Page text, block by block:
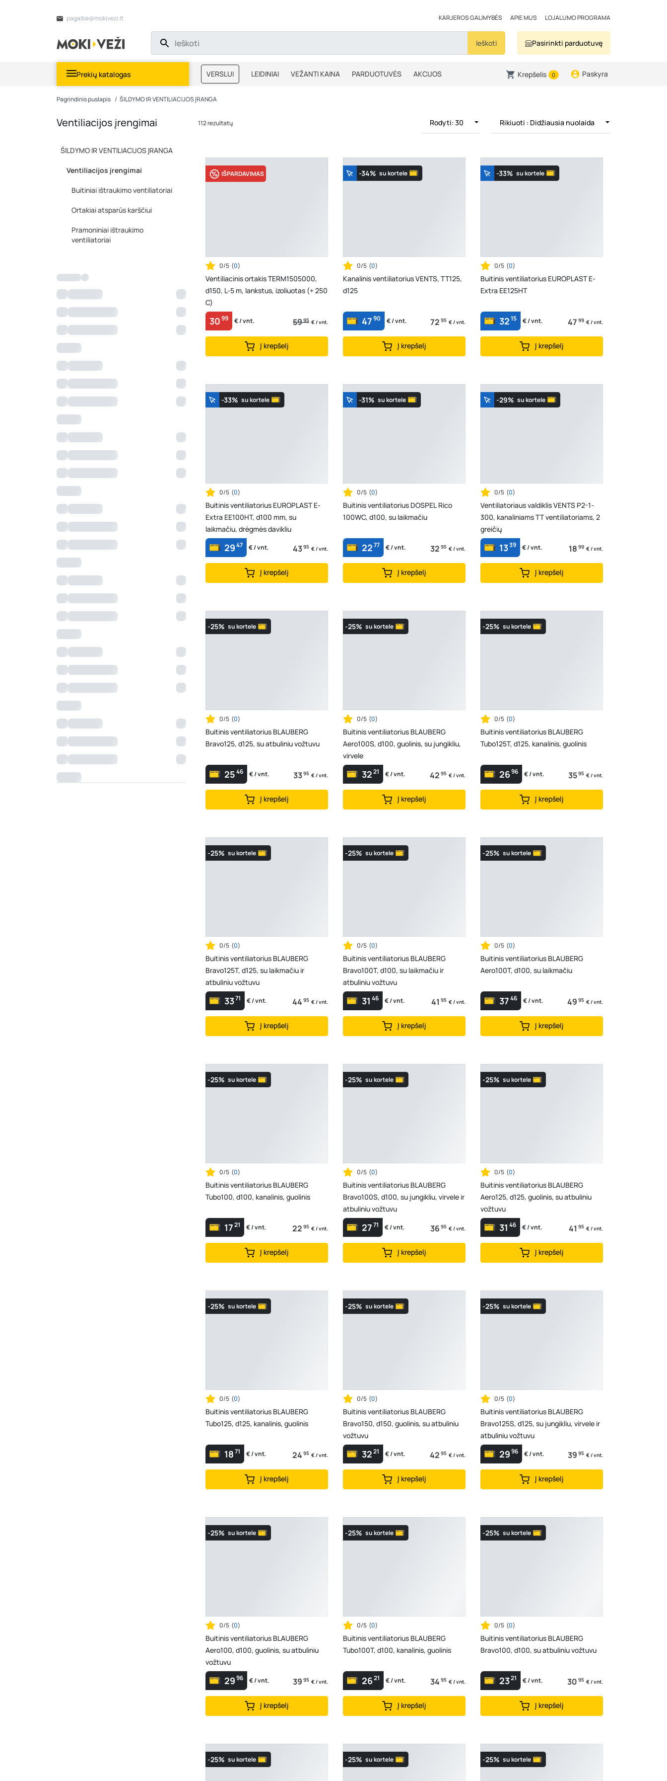
pagalba@mokivezi.lt KARJEROS GALIMYBĖS APIE MUS LOJALUMO PROGRAMA
Ieškoti Pasirinkti parduotuvę
Prekių katalogas VERSLUI LEIDINIAI VEŽANTI KAINA PARDUOTUVĖS AKCIJOS
MOKIBLOGAS
Krepšelis 0 Paskyra
Pagrindinis puslapis ŠILDYMO IR VENTILIACIJOS ĮRANGA
Ventiliacijos įrengimai
ŠILDYMO IR VENTILIACIJOS ĮRANGA
Ventiliacijos įrengimai
Buitiniai ištraukimo ventiliatoriai
Ortakiai atsparūs karščiui
Pramoniniai ištraukimo
ventiliatoriai
112 rezultatų Rodyti: 30 Rikiuoti : Didžiausia nuolaida
IŠPARDAVIMAS
0/5 (0)
Ventiliacinis ortakis TERM1505000,
d150, L-5 m, lankstus, izoliuotas (+ 250
C)
3099 € / vnt. 5995 € / vnt.
Į krepšelį
-34% su kortele
0/5 (0)
Kanalinis ventiliatorius VENTS, TT125,
d125
4790 € / vnt. 72 95 € / vnt.
Į krepšelį
-33% su kortele
0/5 (0)
Buitinis ventiliatorius EUROPLAST E-
Extra EE125HT
3215 € / vnt. 47 99 € / vnt.
Į krepšelį
-33% su kortele
0/5 (0)
Buitinis ventiliatorius EUROPLAST E-
Extra EE100HT, d100 mm, su
laikmačiu, drėgmės davikliu
2947 € / vnt. 4395 € / vnt.
Į krepšelį
-31% su kortele
0/5 (0)
Buitinis ventiliatorius DOSPEL Rico
100WC, d100, su laikmačiu
2277 € / vnt. 32 95 € / vnt.
Į krepšelį
-29% su kortele
0/5 (0)
Ventiliatoriaus valdiklis VENTS P2-1-
300, kanaliniams TT ventiliatoriams, 2
greičių
1339 € / vnt. 18 99 € / vnt.
Į krepšelį
-25% su kortele
0/5 (0)
Buitinis ventiliatorius BLAUBERG
Bravo125, d125, su atbuliniu vožtuvu
2546 € / vnt. 3395 € / vnt.
Į krepšelį
-25% su kortele
0/5 (0)
Buitinis ventiliatorius BLAUBERG
Aero100S, d100, guolinis, su jungikliu,
virvele
3221 € / vnt. 42 95 € / vnt.
Į krepšelį
-25% su kortele
0/5 (0)
Buitinis ventiliatorius BLAUBERG
Tubo125T, d125, kanalinis, guolinis
2696 € / vnt. 3595 € / vnt.
Į krepšelį
-25% su kortele
0/5 (0)
Buitinis ventiliatorius BLAUBERG
Bravo125T, d125, su laikmačiu ir
atbuliniu vožtuvu
3371 € / vnt. 44 95 € / vnt.
Į krepšelį
-25% su kortele
0/5 (0)
Buitinis ventiliatorius BLAUBERG
Bravo100T, d100, su laikmačiu ir
atbuliniu vožtuvu
31 46 € / vnt. 41 95 € / vnt.
Į krepšelį
-25% su kortele
0/5 (0)
Buitinis ventiliatorius BLAUBERG
Aero100T, d100, su laikmačiu
3746 € / vnt. 49 95 € / vnt.
Į krepšelį
-25% su kortele
0/5 (0)
Buitinis ventiliatorius BLAUBERG
Tubo100, d100, kanalinis, guolinis
1721 € / vnt. 22 95 € / vnt.
Į krepšelį
-25% su kortele
0/5 (0)
Buitinis ventiliatorius BLAUBERG
Bravo100S, d100, su jungikliu, virvele ir
atbuliniu vožtuvu
2771 € / vnt. 36 95 € / vnt.
Į krepšelį
-25% su kortele
0/5 (0)
Buitinis ventiliatorius BLAUBERG
Aero125, d125, guolinis, su atbuliniu
vožtuvu
31 46 € / vnt. 41 95 € / vnt.
Į krepšelį
-25% su kortele
0/5 (0)
Buitinis ventiliatorius BLAUBERG
Tubo125, d125, kanalinis, guolinis
1871 € / vnt. 24 95 € / vnt.
Į krepšelį
-25% su kortele
0/5 (0)
Buitinis ventiliatorius BLAUBERG
Bravo150, d150, guolinis, su atbuliniu
vožtuvu
3221 € / vnt. 42 95 € / vnt.
Į krepšelį
-25% su kortele
0/5 (0)
Buitinis ventiliatorius BLAUBERG
Bravo125S, d125, su jungikliu, virvele ir
atbuliniu vožtuvu
2996 € / vnt. 39 95 € / vnt.
Į krepšelį
-25% su kortele
0/5 (0)
Buitinis ventiliatorius BLAUBERG
Aero100, d100, guolinis, su atbuliniu
vožtuvu
2996 € / vnt. 39 95 € / vnt.
Į krepšelį
-25% su kortele
0/5 (0)
Buitinis ventiliatorius BLAUBERG
Tubo100T, d100, kanalinis, guolinis
2621 € / vnt. 34 95 € / vnt.
Į krepšelį
-25% su kortele
0/5 (0)
Buitinis ventiliatorius BLAUBERG
Bravo100, d100, su atbuliniu vožtuvu
2321 € / vnt. 30 95 € / vnt.
Į krepšelį
-25% su kortele -25% su kortele -25% su kortele